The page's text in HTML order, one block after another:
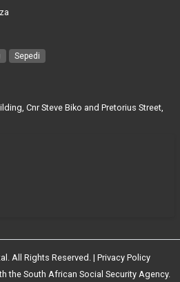
Sepedi
Cnr Steve Biko and Pretorius Street,
All Rights Reserved. | Privacy Policy
the South African Social Security Agency.